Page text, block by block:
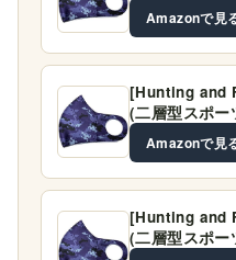
Amazonで見
[Hunting and
(二層型スポ
Amazonで見
[Hunting and
(二層型スポ